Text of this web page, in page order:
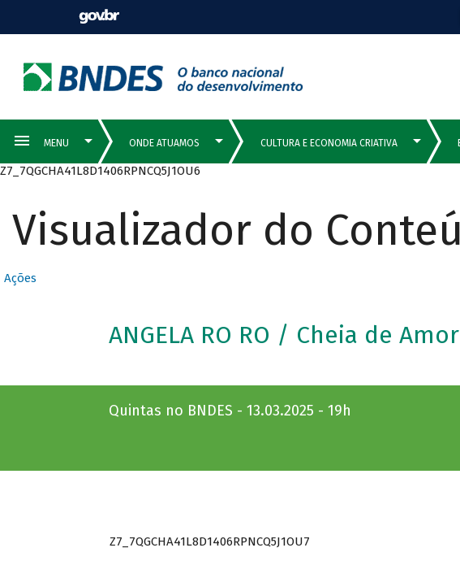
Z7_7QGCHA41L8D1406RPNCQ5J1OU6
Visualizador do
Ações
ANGELA RO RO / Cheia de
Quintas no BNDES - 13.03.2025 - 19h
Z7_7QGCHA41L8D1406RPNCQ5J1OU7